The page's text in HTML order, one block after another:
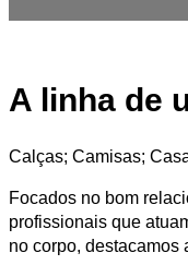
A linha de
Calças; Camisas;
Focados no bom
profissionais que
no corpo, destacamos